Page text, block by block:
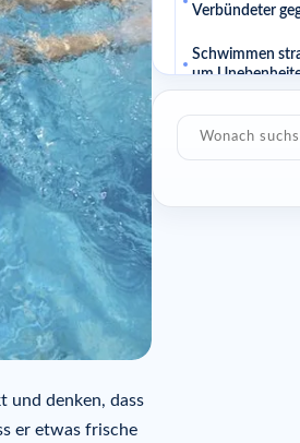
und denken, dass
er etwas frische
Verbündeter
Schwimmen
um
Schwimmen:
????????